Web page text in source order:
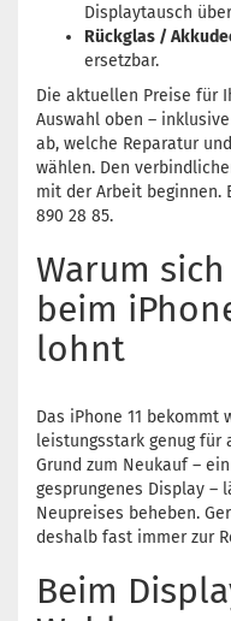
Displaytausch
Rückglas /
ersetzbar.
Die aktuellen Preise für
Auswahl oben –
ab, welche Reparatur
wählen. Den
mit der Arbeit beginnen.
890 28 85.
Warum
beim
lohnt
Das iPhone 11
leistungsstark genug für
Grund zum Neukauf –
gesprungenes Display –
Neupreises beheben.
deshalb fast immer zur
Beim